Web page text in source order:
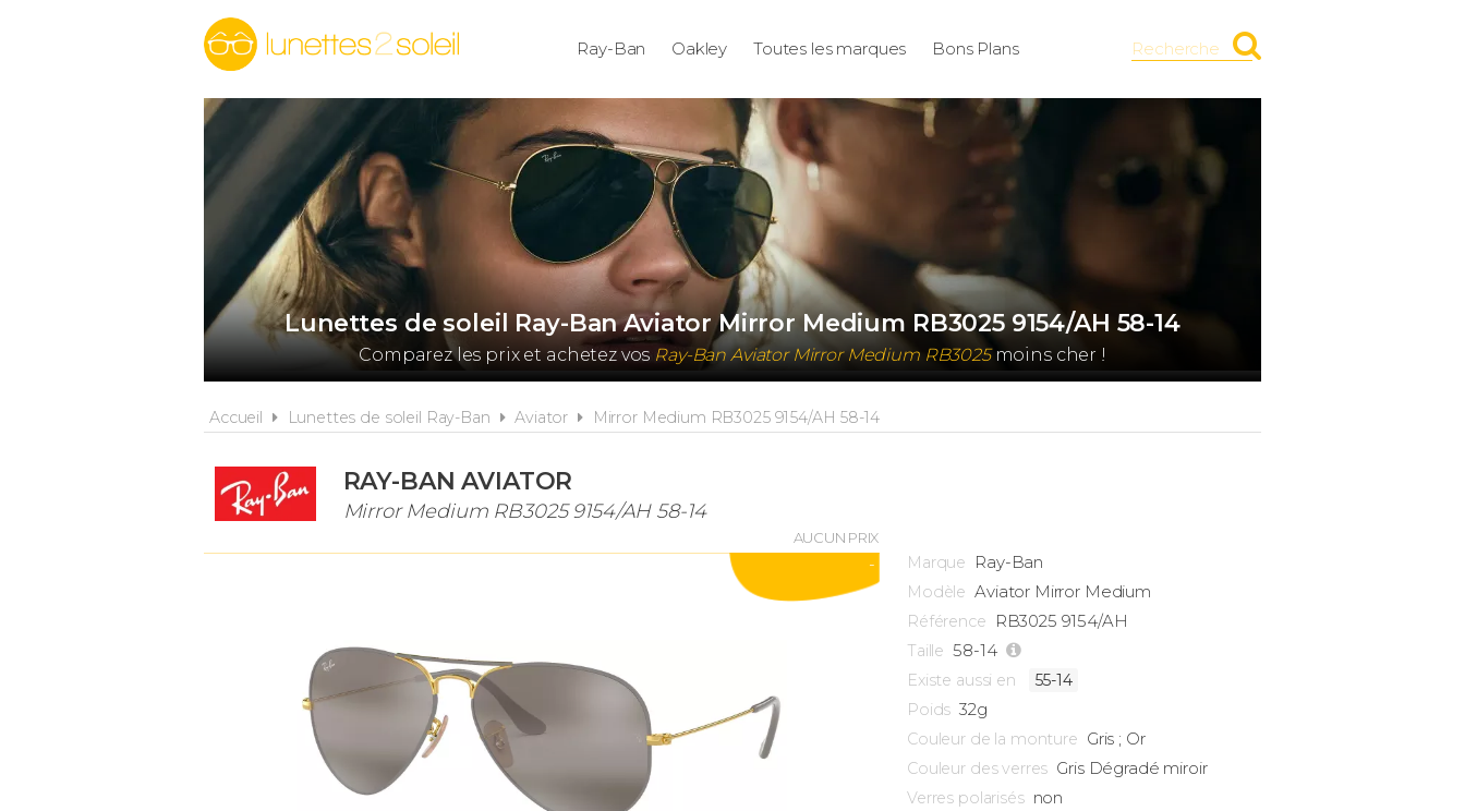
Ray-Ban Oakley Toutes les marques Bons Plans Recherche
Lunettes de soleil Ray-Ban Aviator Mirror Medium RB3025 9154/AH 58-14
Comparez les prix et achetez vos Ray-Ban Aviator Mirror Medium RB3025moins cher !
Accueil Lunettes de soleil Ray-Ban Aviator Mirror Medium RB3025 9154/AH 58-14
RAY-BAN AVIATOR
Mirror Medium RB3025 9154/AH 58-14
AUCUN PRIX
- Marque Ray-Ban
Modèle Aviator Mirror Medium
Référence RB3025 9154/AH
Taille 58-14
Existe aussi en
55-14
Poids 32g
Couleur de la monture Gris ; Or
Couleur des verres Gris Dégradé miroir
Verres polarisés non